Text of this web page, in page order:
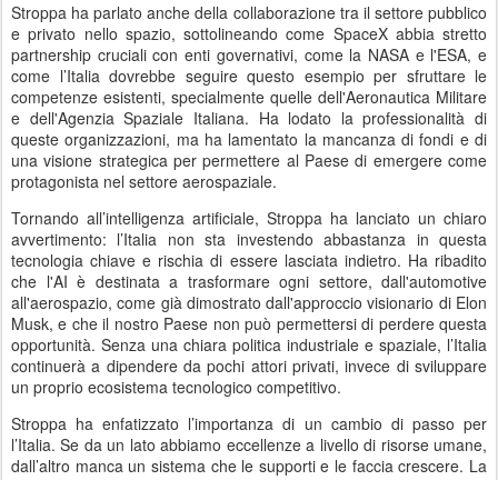
Stroppa ha parlato anche della collaborazione tra il settore pubblico
e privato nello spazio, sottolineando come SpaceX abbia stretto
partnership cruciali con enti governativi, come la NASA e l'ESA, e
come l’Italia dovrebbe seguire questo esempio per sfruttare le
competenze esistenti, specialmente quelle dell'Aeronautica Militare
e dell'Agenzia Spaziale Italiana. Ha lodato la professionalità di
queste organizzazioni, ma ha lamentato la mancanza di fondi e di
una visione strategica per permettere al Paese di emergere come
protagonista nel settore aerospaziale.
Tornando all’intelligenza artificiale, Stroppa ha lanciato un chiaro
avvertimento: l’Italia non sta investendo abbastanza in questa
tecnologia chiave e rischia di essere lasciata indietro. Ha ribadito
che l'AI è destinata a trasformare ogni settore, dall'automotive
all'aerospazio, come già dimostrato dall'approccio visionario di Elon
Musk, e che il nostro Paese non può permettersi di perdere questa
opportunità. Senza una chiara politica industriale e spaziale, l’Italia
continuerà a dipendere da pochi attori privati, invece di sviluppare
un proprio ecosistema tecnologico competitivo.
Stroppa ha enfatizzato l’importanza di un cambio di passo per
l’Italia. Se da un lato abbiamo eccellenze a livello di risorse umane,
dall’altro manca un sistema che le supporti e le faccia crescere. La